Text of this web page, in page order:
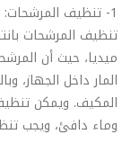
1- تنظيف المرشحات:
تنظيف المرشحات
ميديا، حيث أن
المار داخل الجهاز،
المكيف. ويمكن
وماء دافئ، ويجب